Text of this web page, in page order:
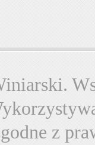
z